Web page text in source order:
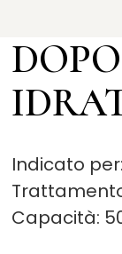
Indicato
Capacità: